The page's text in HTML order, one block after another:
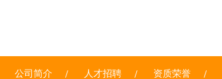
公司简介 人才招聘 资质荣誉